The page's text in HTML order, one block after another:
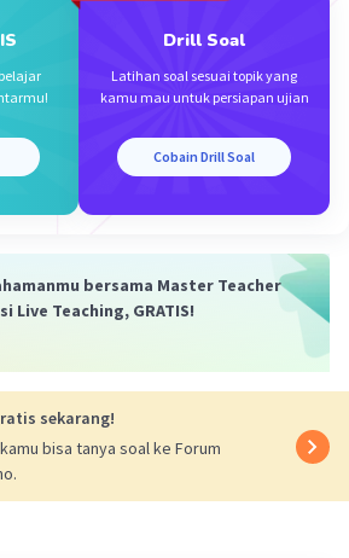
tepat adalah 15x + 7y - 10
5y - 10 = 5x + 10x + 2y + 5y - 10
+ 7y - 10
Drill Soal
Latihan soal sesuai topik yang
kamu mau untuk persiapan ujian
Cobain Drill Soal
bersama Master Teacher
Live Teaching, GRATIS!
sekarang!
bisa tanya soal ke Forum